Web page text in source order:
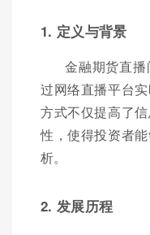
1. 定义与背景
金融期货直
过网络直播平台
方式不仅提高了
性，使得投资者
析。
2. 发展历程